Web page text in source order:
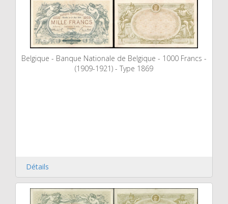
Belgique - Banque Nationale de Belgique - 1000 Francs -
(1909-1921) - Type 1869
Détails